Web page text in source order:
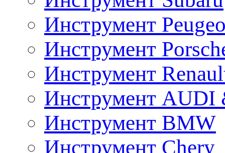
Инструмент
Инструмент
Инструмент
Инструмент AUDI
Инструмент BMW
Инструмент Chery